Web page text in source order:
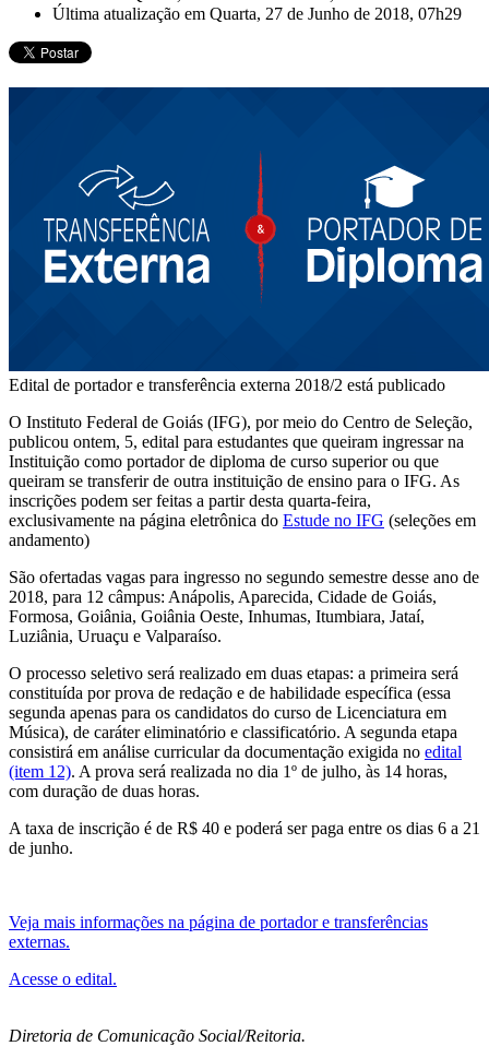
Última atualização em Quarta, 27 de Junho de 2018, 07h29
Edital de portador e transferência externa 2018/2 está publicado
O Instituto Federal de Goiás (IFG), por meio do Centro de Seleção,
publicou ontem, 5, edital para estudantes que queiram ingressar na
Instituição como portador de diploma de curso superior ou que
queiram se transferir de outra instituição de ensino para o IFG. As
inscrições podem ser feitas a partir desta quarta-feira,
exclusivamente na página eletrônica do Estude no IFG (seleções em
andamento)
São ofertadas vagas para ingresso no segundo semestre desse ano de
2018, para 12 câmpus: Anápolis, Aparecida, Cidade de Goiás,
Formosa, Goiânia, Goiânia Oeste, Inhumas, Itumbiara, Jataí,
Luziânia, Uruaçu e Valparaíso.
O processo seletivo será realizado em duas etapas: a primeira será
constituída por prova de redação e de habilidade específica (essa
segunda apenas para os candidatos do curso de Licenciatura em
Música), de caráter eliminatório e classificatório. A segunda etapa
consistirá em análise curricular da documentação exigida no edital
(item 12). A prova será realizada no dia 1º de julho, às 14 horas,
com duração de duas horas.
A taxa de inscrição é de R$ 40 e poderá ser paga entre os dias 6 a 21
de junho.
Veja mais informações na página de portador e transferências
externas.
Acesse o edital.
Diretoria de Comunicação Social/Reitoria.